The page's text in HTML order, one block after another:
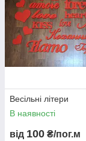
Весільні літери
В наявності
від 100 ₴/пог.м